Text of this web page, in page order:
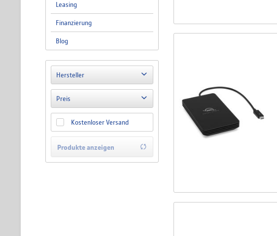
Leasing
Finanzierung
Blog
Hersteller
OWC
Samsung
Synology
WD
Preis
von77,90 €bis6715,90 €
Kostenloser Versand
Produkte anzeigen